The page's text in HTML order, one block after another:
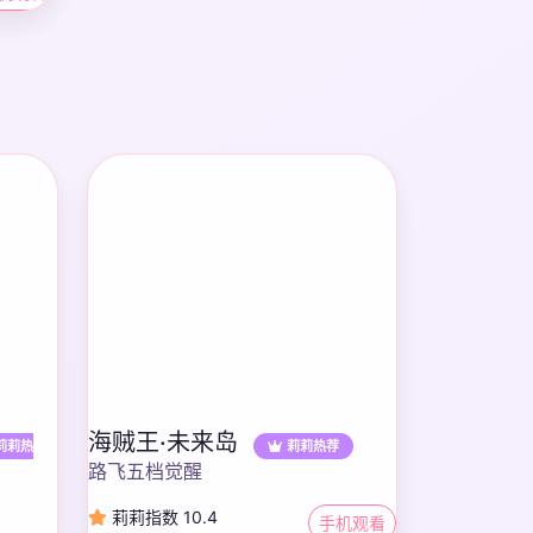
莉热 海贼王·未来岛 莉莉热荐
路飞五档觉醒
莉莉指数 10.4 手机观看